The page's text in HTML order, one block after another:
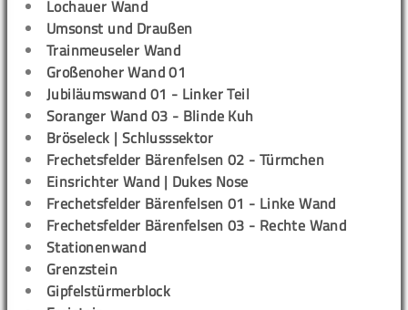
Lochauer Wand
Umsonst und Draußen
Trainmeuseler Wand
Großenoher Wand 01
Jubiläumswand 01 - Linker Teil
Soranger Wand 03 - Blinde Kuh
Bröseleck | Schlusssektor
Frechetsfelder Bärenfelsen 02 - Türmchen
Einsrichter Wand | Dukes Nose
Frechetsfelder Bärenfelsen 01 - Linke Wand
Frechetsfelder Bärenfelsen 03 - Rechte Wand
Stationenwand
Grenzstein
Gipfelstürmerblock